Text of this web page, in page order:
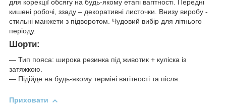
для корекції обсягу на будь-якому етапі вагітності. Передні
кишені робочі, ззаду – декоративні листочки. Внизу виробу -
стильні манжети з підворотом. Чудовий вибір для літнього
періоду.
Шорти:
— Тип пояса: широка резинка під животик + куліска із
затяжкою.
— Підійде на будь-якому терміні вагітності та після.
Приховати